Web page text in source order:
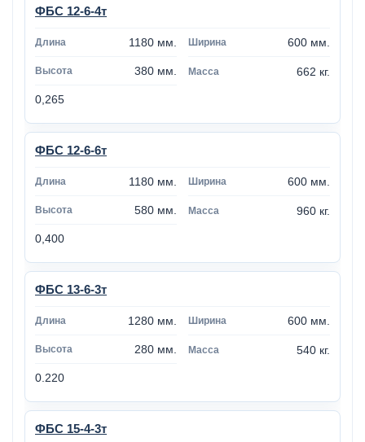
ФБС 12-6-4т
1180 мм. 600 мм.
380 мм. 662 кг.
0,265
ФБС 12-6-6т
1180 мм. 600 мм.
580 мм. 960 кг.
0,400
ФБС 13-6-3т
1280 мм. 600 мм.
280 мм. 540 кг.
0.220
ФБС 15-4-3т